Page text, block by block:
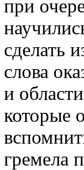
при
сделать
слова
и
которые
гремела